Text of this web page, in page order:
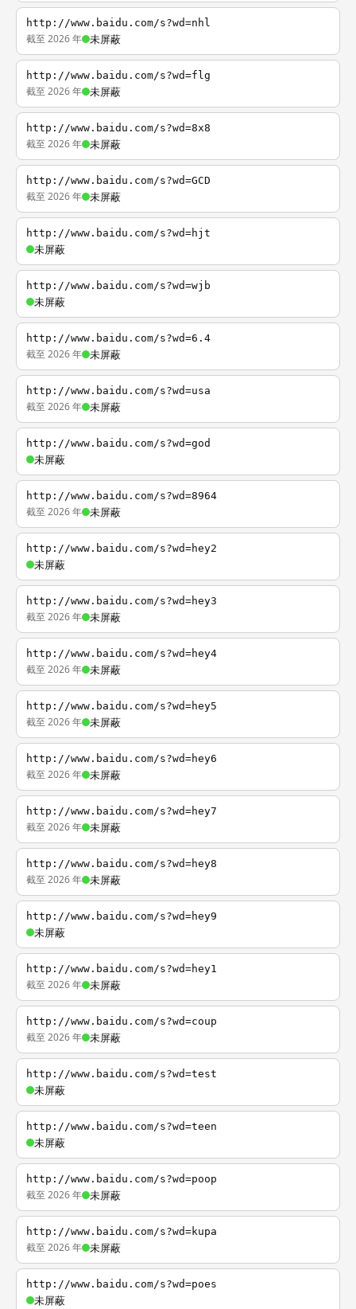
http://www.baidu.com/s?wd=nhl
截至 2026 年 未屏蔽
http://www.baidu.com/s?wd=flg
截至 2026 年 未屏蔽
http://www.baidu.com/s?wd=8x8
截至 2026 年 未屏蔽
http://www.baidu.com/s?wd=GCD
截至 2026 年 未屏蔽
http://www.baidu.com/s?wd=hjt
未屏蔽
http://www.baidu.com/s?wd=wjb
未屏蔽
http://www.baidu.com/s?wd=6.4
截至 2026 年 未屏蔽
http://www.baidu.com/s?wd=usa
截至 2026 年 未屏蔽
http://www.baidu.com/s?wd=god
未屏蔽
http://www.baidu.com/s?wd=8964
截至 2026 年 未屏蔽
http://www.baidu.com/s?wd=hey2
未屏蔽
http://www.baidu.com/s?wd=hey3
截至 2026 年 未屏蔽
http://www.baidu.com/s?wd=hey4
截至 2026 年 未屏蔽
http://www.baidu.com/s?wd=hey5
截至 2026 年 未屏蔽
http://www.baidu.com/s?wd=hey6
截至 2026 年 未屏蔽
http://www.baidu.com/s?wd=hey7
截至 2026 年 未屏蔽
http://www.baidu.com/s?wd=hey8
截至 2026 年 未屏蔽
http://www.baidu.com/s?wd=hey9
未屏蔽
http://www.baidu.com/s?wd=hey1
截至 2026 年 未屏蔽
http://www.baidu.com/s?wd=coup
截至 2026 年 未屏蔽
http://www.baidu.com/s?wd=test
未屏蔽
http://www.baidu.com/s?wd=teen
未屏蔽
http://www.baidu.com/s?wd=poop
截至 2026 年 未屏蔽
http://www.baidu.com/s?wd=kupa
截至 2026 年 未屏蔽
http://www.baidu.com/s?wd=poes
未屏蔽